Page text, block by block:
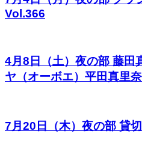
Vol.366
4月8日（土）夜の部 藤田
ヤ（オーボエ）平田真里奈
7月20日（木）夜の部 貸